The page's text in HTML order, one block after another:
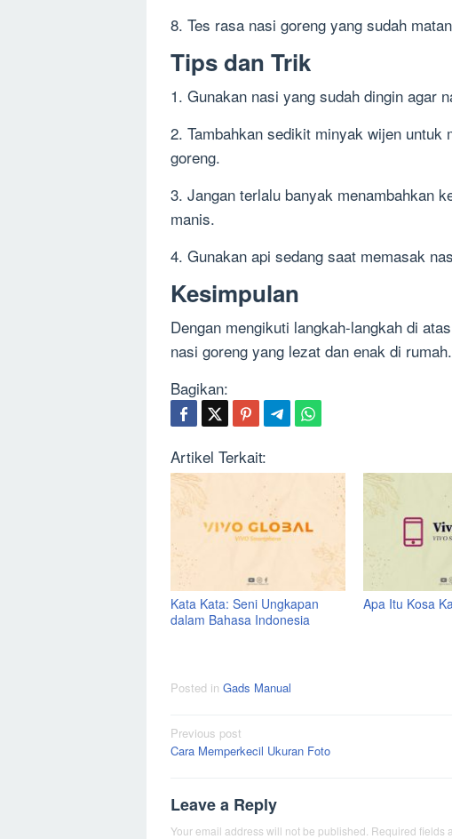
8. Tes rasa nasi goreng yang sudah
Tips dan Trik
1. Gunakan nasi yang sudah dingin agar
2. Tambahkan sedikit minyak wijen untuk
goreng.
3. Jangan terlalu banyak menambahkan
manis.
4. Gunakan api sedang saat memasak
Kesimpulan
Dengan mengikuti langkah-langkah di
nasi goreng yang lezat dan enak di
Bagikan:
Artikel Terkait:
Kata Kata: Seni Ungkapan
dalam Bahasa Indonesia
Apa Itu Kosa
Posted in Gads Manual
Post
navigation
Previous post
Cara Memperkecil Ukuran Foto
Leave a Reply
Your email address will not be published. Required fields